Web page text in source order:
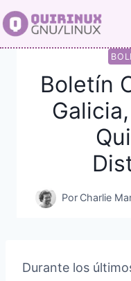
Saltar
al
Boletín
Por Charlie
Durante los